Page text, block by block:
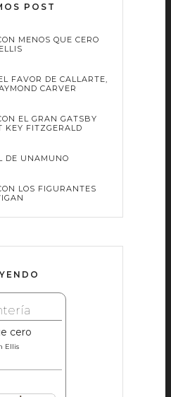
POST
MENOS QUE CERO
FAVOR DE CALLARTE,
CARVER
EL GRAN GATSBY
KEY FITZGERALD
DE UNAMUNO
LOS FIGURANTES
cero
Ellis